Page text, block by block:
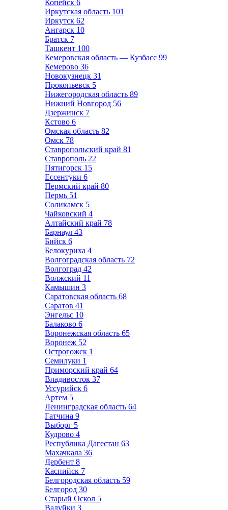
Копейск 6
Иркутская область 101
Иркутск 62
Ангарск 10
Братск 7
Ташкент 100
Кемеровская область — Кузбасс 99
Кемерово 36
Новокузнецк 31
Прокопьевск 5
Нижегородская область 89
Нижний Новгород 56
Дзержинск 7
Кстово 6
Омская область 82
Омск 78
Ставропольский край 81
Ставрополь 22
Пятигорск 15
Ессентуки 6
Пермский край 80
Пермь 51
Соликамск 5
Чайковский 4
Алтайский край 78
Барнаул 43
Бийск 6
Белокуриха 4
Волгоградская область 72
Волгоград 42
Волжский 11
Камышин 3
Саратовская область 68
Саратов 41
Энгельс 10
Балаково 6
Воронежская область 65
Воронеж 52
Острогожск 1
Семилуки 1
Приморский край 64
Владивосток 37
Уссурийск 6
Артем 5
Ленинградская область 64
Гатчина 9
Выборг 5
Кудрово 4
Республика Дагестан 63
Махачкала 36
Дербент 8
Каспийск 7
Белгородская область 59
Белгород 30
Старый Оскол 5
Валуйки 3